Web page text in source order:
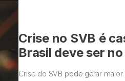
Crise no SVB é
Brasil deve ser
Crise do SVB pode gerar